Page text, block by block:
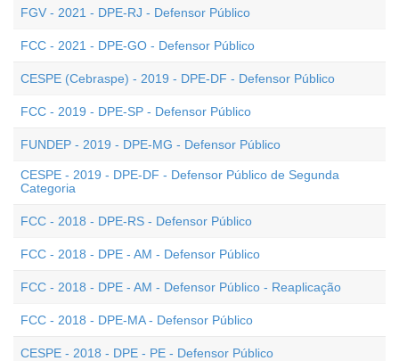
FGV - 2021 - DPE-RJ - Defensor Público
FCC - 2021 - DPE-GO - Defensor Público
CESPE (Cebraspe) - 2019 - DPE-DF - Defensor Público
FCC - 2019 - DPE-SP - Defensor Público
FUNDEP - 2019 - DPE-MG - Defensor Público
CESPE - 2019 - DPE-DF - Defensor Público de Segunda
Categoria
FCC - 2018 - DPE-RS - Defensor Público
FCC - 2018 - DPE - AM - Defensor Público
FCC - 2018 - DPE - AM - Defensor Público - Reaplicação
FCC - 2018 - DPE-MA - Defensor Público
CESPE - 2018 - DPE - PE - Defensor Público